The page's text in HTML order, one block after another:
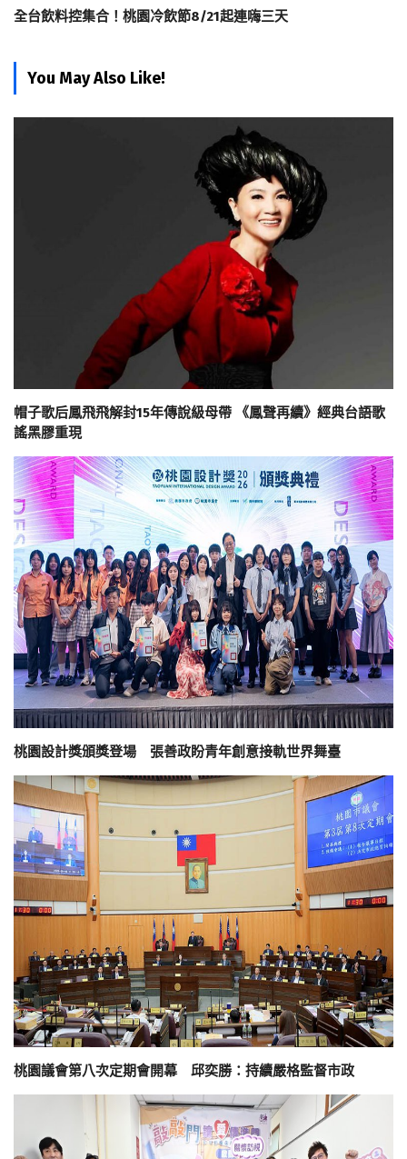
全台飲料控集合！桃園冷飲節8/21起連嗨三天
You May Also Like!
帽子歌后鳳飛飛解封15年傳說級母帶 《鳳聲再續》經典台語歌
謠黑膠重現
桃園設計獎頒獎登場 張善政盼青年創意接軌世界舞臺
桃園議會第八次定期會開幕 邱奕勝：持續嚴格監督市政